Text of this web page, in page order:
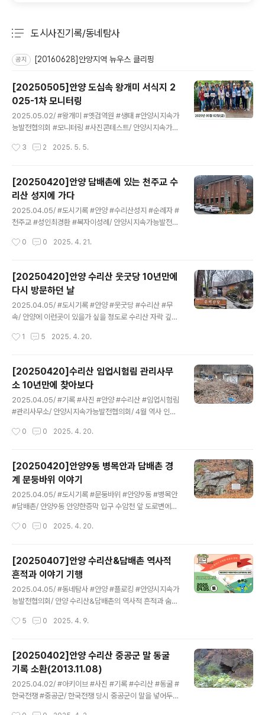
도시사진기록/동네탐사
공지 [20160628]안양지역 뉴우스 클리핑
[20250505]안양 도심속 왕개미 서식지 2
025-1차 모니터링
2025.05.02/ #왕개미 #옛검역원 #생태 #안양시지속가
능발전협의회 #모니터링 #사진콘테스트/ 안양시지속가능
개미팀 주관으로 옛 국립농림축산검역본부 정원에 사는 왕
한 역사를 이야기를 듣는 한편 본관동앞 정원의 수호신같
은 50년 이상된 버드나무와 왕벚나무, 산수유나무, 튜울립
나무 등을 살펴보고 안양시 관련부서 협조로 지난 10년 동
안 시람이 발길이 닿지 않았던 미개방구역에 들어가 인간
표본 조사하고, 과거 이곳에서 발견된 고라니의 이야기, 안
3 2 2025. 5. 5.
[20250420]안양 담배촌에 있는 천주교 수
리산 성지에 가다
2025.04.05/ #도시기록 #안양 #수리산성지 #순례자 #
천주교 #성인최경환 #복자이성례/ 안양시지속가능발전협
사적 흔적과 숨어있는 이야기 기행 탐방길에 들리다.
0 0 2025. 4. 21.
[20250420]안양 수리산 웃굿당 10년만에
다시 방문하던 날
2025.04.05/ #도시기록 #안양 #웃굿당 #수리산 #무
속/ 안양에 이런곳이 있을가 싶을 정도로 수리산 자락 깊숙
시지속가능발전협의회/ 4월 역사 인문학&플로깅. 안양 수
치성을 드리고 굿을 하는곳이다. 10여년만에 다시 방문하
니 많이 변했다. 십여마리의 고양이들이 반겨주고 굿당 입
구에 재물이 놓여져 있는 등 정겨운 풍경이 있었는데 지금
은 그 모습들이 보이질 않아 매우 아쉬운 방문이었다.관련
10.22.)https://ngoanyang.or.kr/10062 [2022102
1 5 2025. 4. 20.
[20250420]수리산 임업시험림 관리사무
소 10년만에 찾아보다
2025.04.05/ #기록 #사진 #안양 #수리산 #임업시험림
#관리사무소/ 안양시지속가능발전협의회/ 4월 역사 인문
는 이야기 기행 탐방길에 들리다. 안양시 만안구 병목안로
2015년무렵 다시 기보니 철거시켜 사라지고 말았다. 건물
이 자리한 산자락 오른쯕 아래에는 돌석도예박물관이 있으
며, 아름드리 나무 등 주변 풍관이 멋진 곳이다. 관련글[20
2503402]수리산 임업시험림 관리사무소 기록 소환(20
0 0 2025. 4. 20.
[20250420]안양9동 병목안과 담배촌 경
계 문둥바위 이야기
2025.04.05/ #도시기록 #문둥바위 #안양9동 #병목안
#담배촌/ 안양9동 안양한증막 입구 수암천 앞 도로변에는
경계이며 문둥바위라 불리운다.안양시지속가능발전협의
기록으로 남기다. 문둥바위는 2013년 늘푸른안양21실천
협의회(현 안양시지속가능발전협의회)에서 수암천과 수리
산에 대한 지명 유래와 숨어있는 이야기를 조사하면서 발
굴한 이야기중 하나다.유래 ; 문둥바위 유래에 대해서는 실
인들이 일반 사람들의 접근을 막기 위해 헛소문을 냈다는
0 0 2025. 4. 20.
[20250407]안양 수리산&담배촌 역사적
흔적과 이야기 기행
2025.04.05/ #동네탐사 #안양 #플로킹 #안양시지속가
능발전협의회/ 안양 수리산&담배촌의 역사적 흔적과 숨어
목안시민공원 삼거리슈퍼앞 다리(병목안시민공원 입구)준
핑장(무당골)-문둥바위-웃굿당-수리산임업리관리사무소
지(돌석도예박물관과도자기가마터)-수리산화장실(아름다
운상수상)-625전쟁중공말동굴-보신탕골짜기유래-천주
교수리산성지(성당.고택.성지묘소)-도룡농서식지관찰(음
5 0 2025. 4. 9.
[20250402]안양 수리산 중공군 말 동굴
기록 소환(2013.11.08)
2025.04.02/ #아키이브 #사진 #기록 #수리산 #동굴 #
한국전쟁 #중공군/ 한국전쟁 당시 중공군이 말을 넣어두었